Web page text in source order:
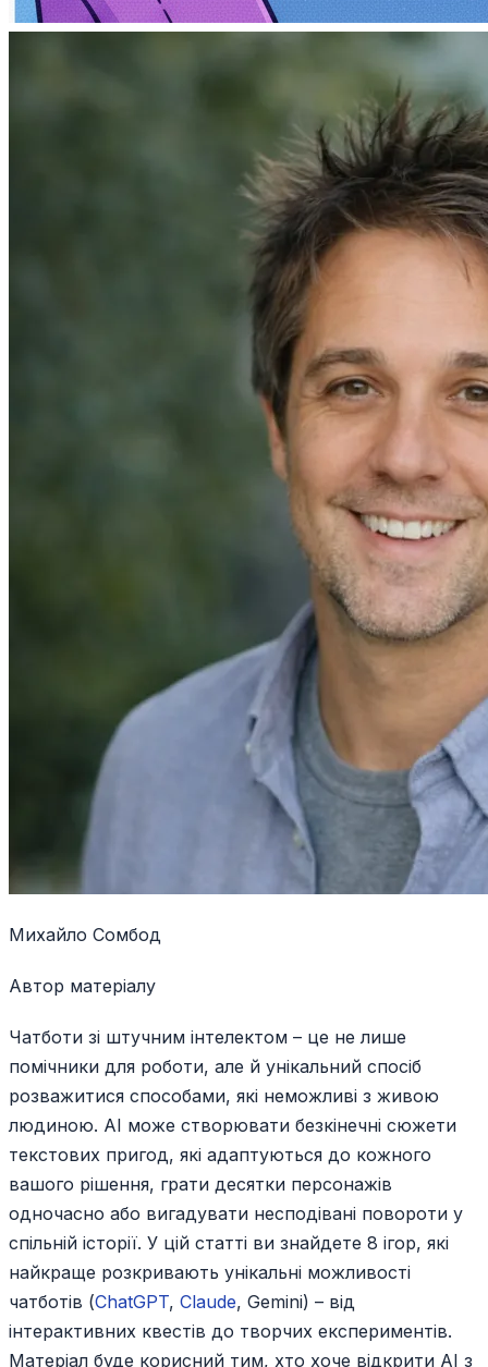
Михайло Сомбод
Автор матеріалу
Чатботи зі штучним інтелектом – це не лише
помічники для роботи, але й унікальний спосіб
розважитися способами, які неможливі з живою
людиною. AI може створювати безкінечні сюжети
текстових пригод, які адаптуються до кожного
вашого рішення, грати десятки персонажів
одночасно або вигадувати несподівані повороти у
спільній історії. У цій статті ви знайдете 8 ігор, які
найкраще розкривають унікальні можливості
чатботів (ChatGPT, Claude, Gemini) – від
інтерактивних квестів до творчих експериментів.
Матеріал буде корисний тим, хто хоче відкрити AI з